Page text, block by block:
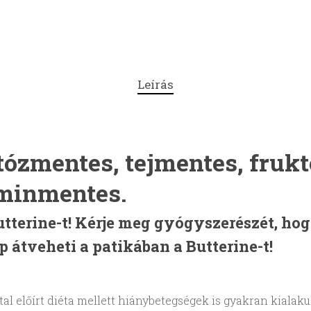
Leírás
tejmentes,
t! Kérje meg gyógyszerészét,
átveheti a patikában a Butterine-t!
előírt diéta mellett hiánybetegségek is gyakran